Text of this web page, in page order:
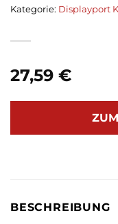
27,59 €
Kategorie: Displayport
BESCHREIBUNG